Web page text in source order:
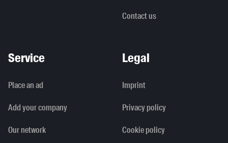
Contact us
Service
Place an ad
Add your company
Our network
Legal
Imprint
Privacy policy
Cookie policy